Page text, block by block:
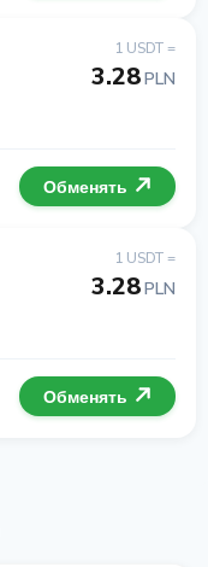
1 USDT =
3.28PLN
Обменять
1 USDT =
3.28PLN
Обменять